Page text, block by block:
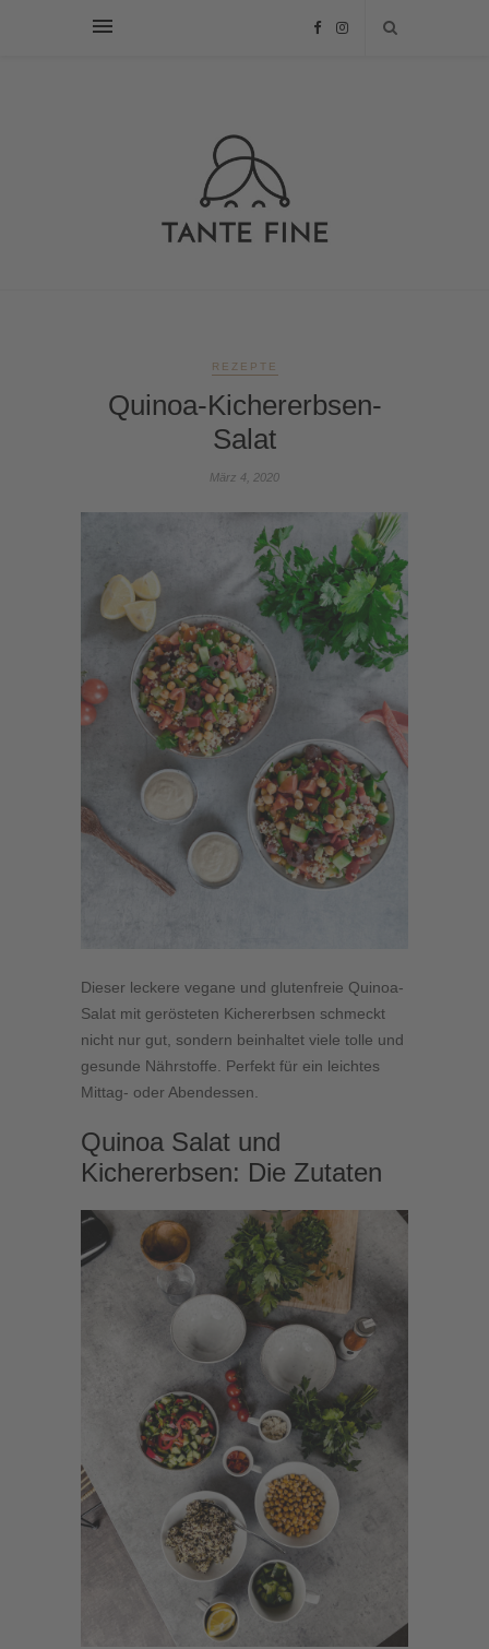
REZEPTE
Quinoa-Kichererbsen-
Salat
März 4, 2020
Dieser leckere vegane und glutenfreie Quinoa-
Salat mit gerösteten Kichererbsen schmeckt
nicht nur gut, sondern beinhaltet viele tolle und
gesunde Nährstoffe. Perfekt für ein leichtes
Mittag- oder Abendessen.
Quinoa Salat und
Kichererbsen: Die Zutaten